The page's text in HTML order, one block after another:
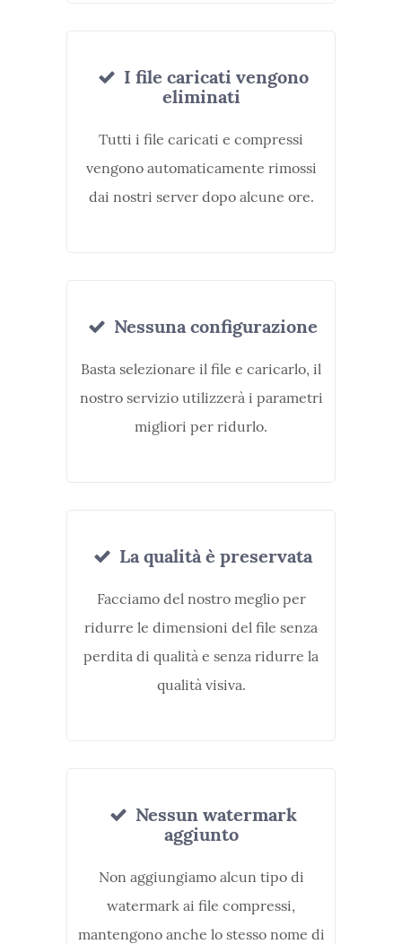
I file caricati vengono
eliminati
Tutti i file caricati e compressi
vengono automaticamente rimossi
dai nostri server dopo alcune ore.
Nessuna configurazione
Basta selezionare il file e caricarlo, il
nostro servizio utilizzerà i parametri
migliori per ridurlo.
La qualità è preservata
Facciamo del nostro meglio per
ridurre le dimensioni del file senza
perdita di qualità e senza ridurre la
qualità visiva.
Nessun watermark
aggiunto
Non aggiungiamo alcun tipo di
watermark ai file compressi,
mantengono anche lo stesso nome di